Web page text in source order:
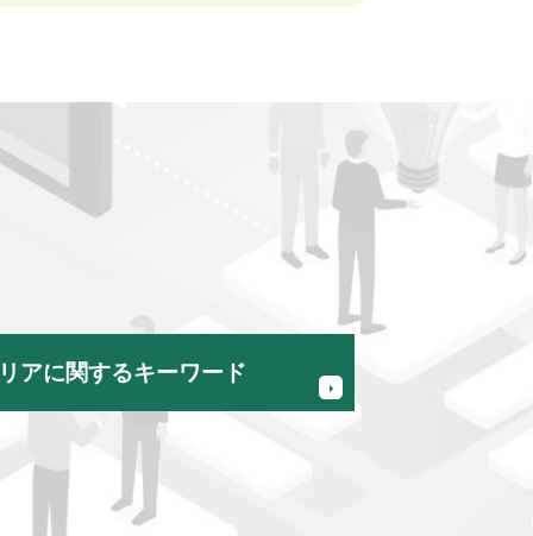
アに関するキーワード
帳代行 税理士 相談 国立市
業計画策定 税理士 相談 昭島市
社設立支援 税理士 相談 日野市
資サポート 税理士 相談 八王子市